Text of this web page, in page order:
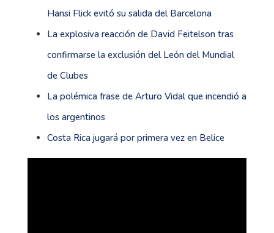
Hansi Flick evitó su salida del Barcelona
La explosiva reacción de David Feitelson tras
confirmarse la exclusión del León del Mundial
de Clubes
La polémica frase de Arturo Vidal que incendió a
los argentinos
Costa Rica jugará por primera vez en Belice